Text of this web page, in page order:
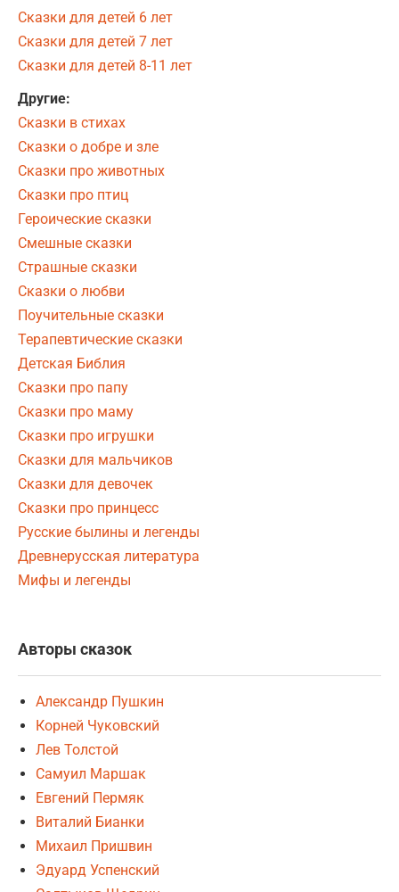
Сказки для детей 6 лет
Сказки для детей 7 лет
Сказки для детей 8-11 лет
Другие:
Сказки в стихах
Сказки о добре и зле
Сказки про животных
Сказки про птиц
Героические сказки
Смешные сказки
Страшные сказки
Сказки о любви
Поучительные сказки
Терапевтические сказки
Детская Библия
Сказки про папу
Сказки про маму
Сказки про игрушки
Сказки для мальчиков
Сказки для девочек
Сказки про принцесс
Русские былины и легенды
Древнерусская литература
Мифы и легенды
Авторы сказок
Александр Пушкин
Корней Чуковский
Лев Толстой
Самуил Маршак
Евгений Пермяк
Виталий Бианки
Михаил Пришвин
Эдуард Успенский